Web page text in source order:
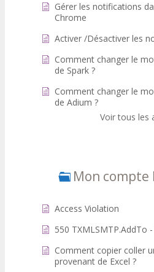
Gérer les notifications
Chrome
Activer /Désactiver les
Comment changer le
de Spark ?
Comment changer le
de Adium ?
Voir tous les
Mon compte
Access Violation
550 TXMLSMTP.AddTo
Comment copier coller
provenant de Excel ?